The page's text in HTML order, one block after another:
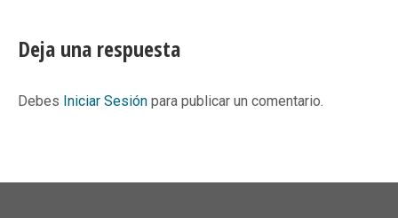
Deja una respuesta
Debes Iniciar Sesión para publicar un comentario.